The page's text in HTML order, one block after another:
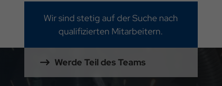
Wir sind stetig auf der Suche nach
qualifizierten Mitarbeitern.
Werde Teil des Teams